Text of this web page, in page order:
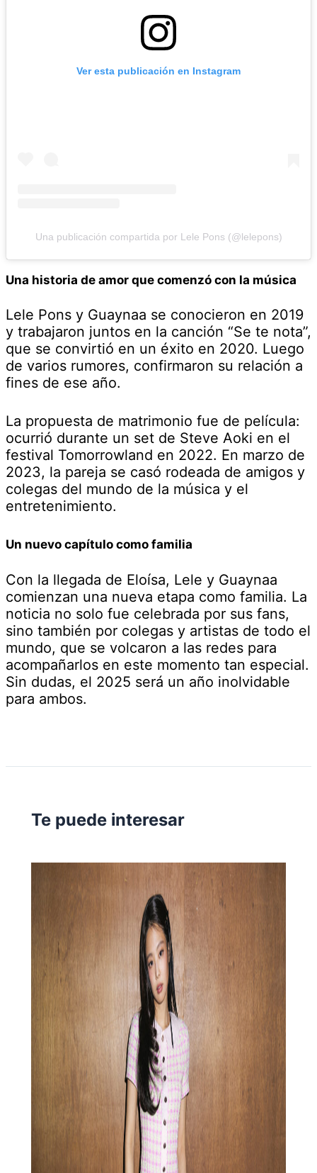
Ver esta publicación en Instagram
Una publicación compartida por Lele Pons (@lelepons)
Una historia de amor que comenzó con la música
Lele Pons y Guaynaa se conocieron en 2019
y trabajaron juntos en la canción “Se te nota”,
que se convirtió en un éxito en 2020. Luego
de varios rumores, confirmaron su relación a
fines de ese año.
La propuesta de matrimonio fue de película:
ocurrió durante un set de Steve Aoki en el
festival Tomorrowland en 2022. En marzo de
2023, la pareja se casó rodeada de amigos y
colegas del mundo de la música y el
entretenimiento.
Un nuevo capítulo como familia
Con la llegada de Eloísa, Lele y Guaynaa
comienzan una nueva etapa como familia. La
noticia no solo fue celebrada por sus fans,
sino también por colegas y artistas de todo el
mundo, que se volcaron a las redes para
acompañarlos en este momento tan especial.
Sin dudas, el 2025 será un año inolvidable
para ambos.
Te puede interesar